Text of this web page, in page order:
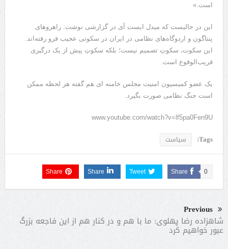
است.»
این در حالیست که میدل ایست آی در گزارشی نوشت: راهروهای
پنتاگون و اردوگاه‌های نظامی در ایران در سکوتی عجیب فرو رفته‌اند.
این سکوت، سکوتِ تصمیم نیست؛ بلکه سکوتِ پیش از یک درگیری
قریب‌الوقوع است.
یک عضو کمیسیون امنیت مجلس خامنه ای هم گفته هر لحظه ممکن
است جنگ نظامی صورت بگیرد.
www.youtube.com/watch?v=lf5pa0Fen9U
Tags: سیاست
Share 0
Tweet
Share
Share
Previous
شاهزاده رضا پهلوی: ما با هم و در کنار هم از این فاجعه بزرگ
عبور خواهیم کرد